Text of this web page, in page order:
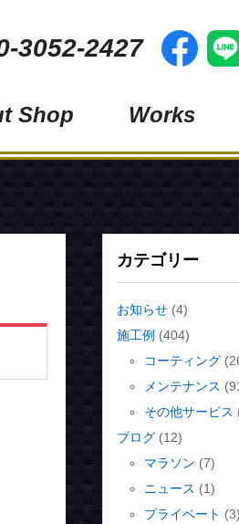
3052-2427
ム
Shop Works
コーティング
メンテナンス
その他サービ
カテゴリー
お知らせ (4)
施工例 (404)
コーティング
メンテナンス
その他サービス
ブログ (12)
マラソン (7)
ニュース (1)
プライベート (3)